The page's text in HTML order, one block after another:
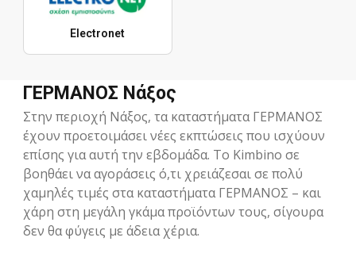
Electronet
ΓΕΡΜΑΝΟΣ Νάξος
Στην περιοχή Νάξος, τα καταστήματα ΓΕΡΜΑΝΟΣ
έχουν προετοιμάσει νέες εκπτώσεις που ισχύουν
επίσης για αυτή την εβδομάδα. Το Kimbino σε
βοηθάει να αγοράσεις ό,τι χρειάζεσαι σε πολύ
χαμηλές τιμές στα καταστήματα ΓΕΡΜΑΝΟΣ – και
χάρη στη μεγάλη γκάμα προϊόντων τους, σίγουρα
δεν θα φύγεις με άδεια χέρια.